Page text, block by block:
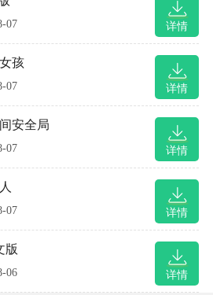
详情
07
详情
孩
07
详情
安全局
07
详情
07
详情
版
06